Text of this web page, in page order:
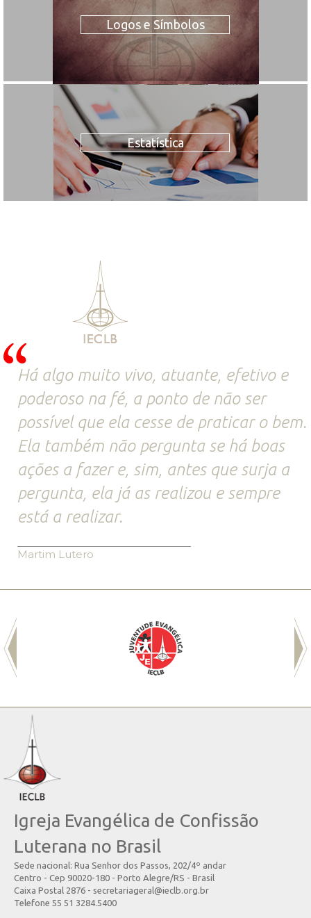
Logos e Símbolos
Estatística
Há algo muito vivo, atuante, efetivo e
poderoso na fé, a ponto de não ser
possível que ela cesse de praticar o bem.
Ela também não pergunta se há boas
ações a fazer e, sim, antes que surja a
pergunta, ela já as realizou e sempre
está a realizar.
Martim Lutero
Igreja Evangélica de Confissão
Luterana no Brasil
Sede nacional: Rua Senhor dos Passos, 202/4º andar
Centro - Cep 90020-180 - Porto Alegre/RS - Brasil
Caixa Postal 2876 - secretariageral@ieclb.org.br
Telefone 55 51 3284.5400